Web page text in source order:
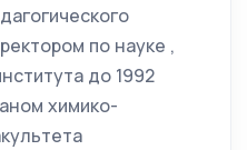
по науке ,
до 1992
химико-